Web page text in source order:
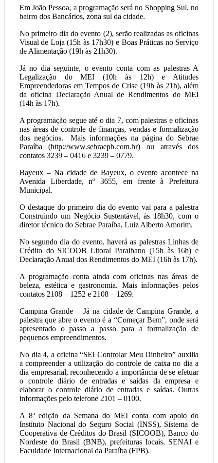
Em João Pessoa, a programação será no Shopping Sul, no
bairro dos Bancários, zona sul da cidade.
No primeiro dia do evento (2), serão realizadas as oficinas
Visual de Loja (15h às 17h30) e Boas Práticas no Serviço
de Alimentação (19h às 21h30).
Já no dia seguinte, o evento conta com as palestras A
Legalização do MEI (10h às 12h) e Atitudes
Empreendedoras em Tempos de Crise (19h às 21h), além
da oficina Declaração Anual de Rendimentos do MEI
(14h às 17h).
A programação segue até o dia 7, com palestras e oficinas
nas áreas de controle de finanças, vendas e formalização
dos negócios. Mais informações na página do Sebrae
Paraíba (http://www.sebraepb.com.br) ou através dos
contatos 3239 – 0416 e 3239 – 0779.
Bayeux – Na cidade de Bayeux, o evento acontece na
Avenida Liberdade, nº 3655, em frente à Prefeitura
Municipal.
O destaque do primeiro dia do evento vai para a palestra
Construindo um Negócio Sustentável, às 18h30, com o
diretor técnico do Sebrae Paraíba, Luiz Alberto Amorim.
No segundo dia do evento, haverá as palestras Linhas de
Crédito do SICOOB Litoral Paraibano (15h às 16h) e
Declaração Anual dos Rendimentos do MEI (16h às 17h).
A programação conta ainda com oficinas nas áreas de
beleza, estética e gastronomia. Mais informações pelos
contatos 2108 – 1252 e 2108 – 1269.
Campina Grande – Já na cidade de Campina Grande, a
palestra que abre o evento é a “Começar Bem”, onde será
apresentado o passo a passo para a formalização de
pequenos empreendimentos.
No dia 4, a oficina “SEI Controlar Meu Dinheiro” auxilia
a compreender a utilização do controle de caixa no dia a
dia empresarial, reconhecendo a importância de se efetuar
o controle diário de entradas e saídas da empresa e
elaborar o controle diário de entradas e saídas. Outras
informações pelo telefone 2101 – 0100.
A 8ª edição da Semana do MEI conta com apoio do
Instituto Nacional do Seguro Social (INSS), Sistema de
Cooperativa de Créditos do Brasil (SICOOB), Banco do
Nordeste do Brasil (BNB), prefeituras locais, SENAI e
Faculdade Internacional da Paraíba (FPB).